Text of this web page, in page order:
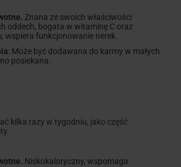
Znana ze swoich właściwości
oddech, bogata w witaminę C oraz
wspiera funkcjonowanie nerek.
: Może być dodawana do karmy w małych
posiekana.
kilka razy w tygodniu, jako część
Niskokaloryczny, wspomaga